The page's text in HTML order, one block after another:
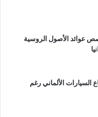
عوائد الأصول الروسية
الألماني رغم